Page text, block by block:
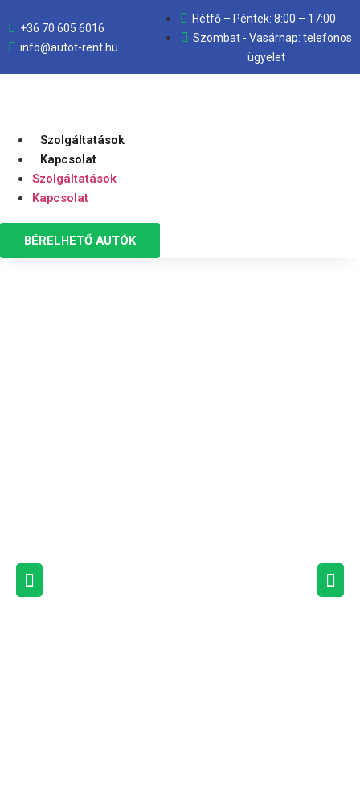
+36 70 605 6016
info@autot-rent.hu
Hétfő – Péntek: 8:00 – 17:00
Szombat - Vasárnap: telefonos
ügyelet
Szolgáltatások
Kapcsolat
Szolgáltatások
Kapcsolat
BÉRELHETŐ AUTÓK